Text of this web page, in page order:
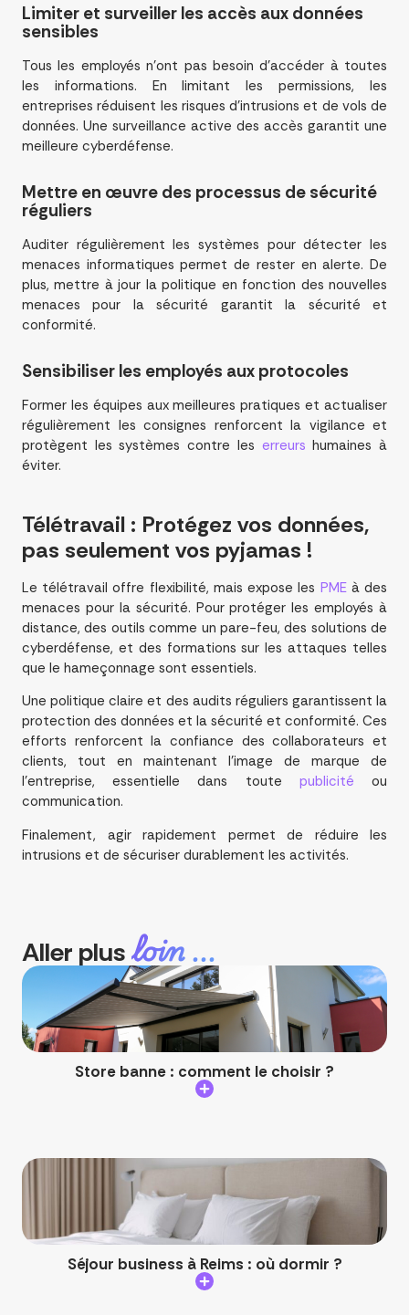
Limiter et surveiller les accès aux données
sensibles
Tous les employés n’ont pas besoin d’accéder à toutes
les informations. En limitant les permissions, les
entreprises réduisent les risques d’intrusions et de vols de
données. Une surveillance active des accès garantit une
meilleure cyberdéfense.
Mettre en œuvre des processus de sécurité
réguliers
Auditer régulièrement les systèmes pour détecter les
menaces informatiques permet de rester en alerte. De
plus, mettre à jour la politique en fonction des nouvelles
menaces pour la sécurité garantit la sécurité et
conformité.
Sensibiliser les employés aux protocoles
Former les équipes aux meilleures pratiques et actualiser
régulièrement les consignes renforcent la vigilance et
protègent les systèmes contre les erreurs humaines à
éviter.
Télétravail : Protégez vos données,
pas seulement vos pyjamas !
Le télétravail offre flexibilité, mais expose les PME à des
menaces pour la sécurité. Pour protéger les employés à
distance, des outils comme un pare-feu, des solutions de
cyberdéfense, et des formations sur les attaques telles
que le hameçonnage sont essentiels.
Une politique claire et des audits réguliers garantissent la
protection des données et la sécurité et conformité. Ces
efforts renforcent la confiance des collaborateurs et
clients, tout en maintenant l’image de marque de
l’entreprise, essentielle dans toute publicité ou
communication.
Finalement, agir rapidement permet de réduire les
intrusions et de sécuriser durablement les activités.
Aller plusloin ...
Store banne : comment le choisir ?
Séjour business à Reims : où dormir ?